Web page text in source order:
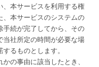
、本サービスを利用する権
、本サービスのシステムの
手続が完了してから、その
当社所定の時間が必要な場
るものとします。
の事由に該当したとき、